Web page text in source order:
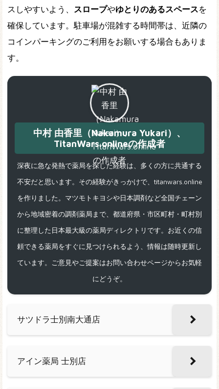
スしやすいよう、 スロープやゆとりのあるスペースを
確保しています。駐車場が混雑する時間帯は、近隣の
コインパーキングのご利用をお願いする場合もありま
す。
中村 由香里（Nakamura Yukari）、
TitanWars.onlineの作成者
深夜に急な発熱で薬局を探した経験は、多くの方に共通する
不安だと思います。その経験がきっかけで、titanwars.online
を作りました。マツモトキヨシや日本調剤など全国チェーン
から地域密着の調剤薬局まで、都道府県・市区町村・町村別
に整理した日本最大級の薬局ディレクトリです。お近くの信
頼できる薬局をすぐに見つけられるよう、情報は随時更新し
ています。ご意見やご提案はお問い合わせページからお気軽
にどうぞ。
サツドラ士別南大通店
アイン薬局 士別店